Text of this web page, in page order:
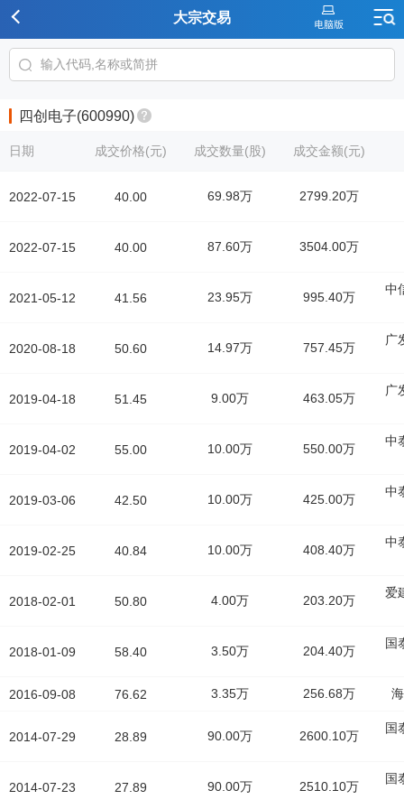
大宗交易
四创电子(600990)
日期
2022-07-15
2022-07-15
2021-05-12
2020-08-18
2019-04-18
2019-04-02
2019-03-06
2019-02-25
2018-02-01
2018-01-09
2016-09-08
2014-07-29
2014-07-23
成交价格(元) 成交数量(股) 成交金额(元)
40.00 69.98万 2799.20万
40.00 87.60万 3504.00万
41.56 23.95万 995.40万
中
50.60 14.97万 757.45万
广
51.45 9.00万 463.05万
广
55.00 10.00万 550.00万
中
42.50 10.00万 425.00万
中
40.84 10.00万 408.40万
中
50.80 4.00万 203.20万
爱
58.40 3.50万 204.40万
国
76.62 3.35万 256.68万
28.89 90.00万 2600.10万
国
27.89 90.00万 2510.10万
国